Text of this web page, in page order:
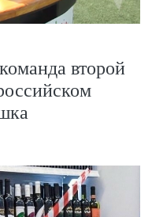
второй